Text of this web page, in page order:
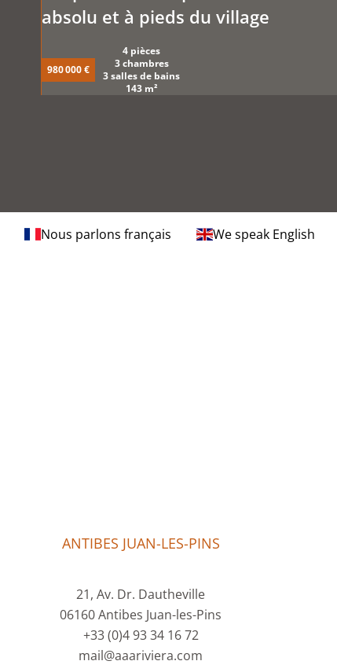
absolu et à pieds du village
980 000 €
4 pièces
3 chambres
3 salles de bains
143 m²
Nous parlons français We speak English
ANTIBES JUAN-LES-PINS
21, Av. Dr. Dautheville
06160 Antibes Juan-les-Pins
+33 (0)4 93 34 16 72
mail@aaariviera.com